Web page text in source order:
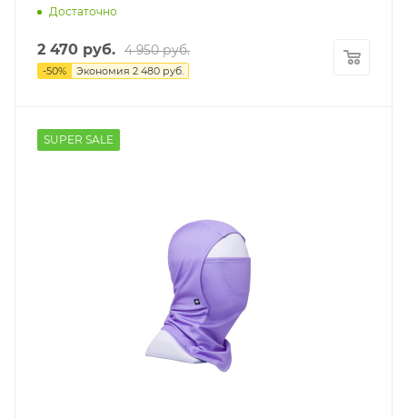
Достаточно
2 470 руб. 4 950руб.
-50% Экономия 2 480 руб.
SUPER SALE